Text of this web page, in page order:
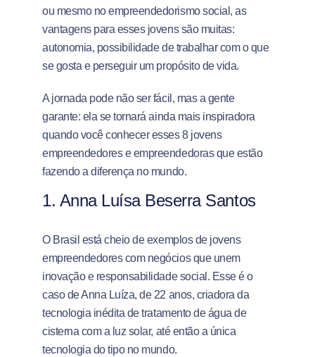
ou mesmo no empreendedorismo social, as
vantagens para esses jovens são muitas:
autonomia, possibilidade de trabalhar com o que
se gosta e perseguir um propósito de vida.
A jornada pode não ser fácil, mas a gente
garante: ela se tornará ainda mais inspiradora
quando você conhecer esses 8 jovens
empreendedores e empreendedoras que estão
fazendo a diferença no mundo.
1. Anna Luísa Beserra Santos
O Brasil está cheio de exemplos de jovens
empreendedores com negócios que unem
inovação e responsabilidade social. Esse é o
caso de Anna Luíza, de 22 anos, criadora da
tecnologia inédita de tratamento de água de
cisterna com a luz solar, até então a única
tecnologia do tipo no mundo.